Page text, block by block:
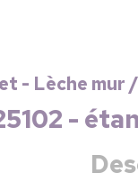
- Lèche mur
-